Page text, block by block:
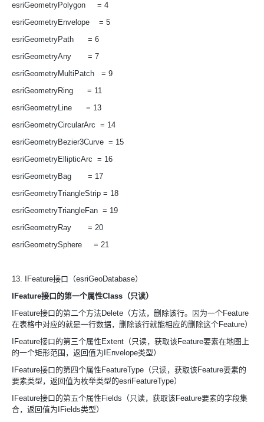
esriGeometryPolygon = 4
esriGeometryEnvelope = 5
esriGeometryPath = 6
esriGeometryAny = 7
esriGeometryMultiPatch = 9
esriGeometryRing = 11
esriGeometryLine = 13
esriGeometryCircularArc = 14
esriGeometryBezier3Curve = 15
esriGeometryEllipticArc = 16
esriGeometryBag = 17
esriGeometryTriangleStrip = 18
esriGeometryTriangleFan = 19
esriGeometryRay = 20
esriGeometrySphere = 21
13. IFeature接口（esriGeoDatabase）
IFeature接口的第一个属性Class（只读）
IFeature接口的第二个方法Delete（方法，删除该行。因为一个Feature
在表格中对应的就是一行数据，删除该行就能相应的删除这个Feature）
IFeature接口的第三个属性Extent（只读，获取该Feature要素在地图上
的一个矩形范围，返回值为IEnvelope类型）
IFeature接口的第四个属性FeatureType（只读，获取该Feature要素的
要素类型，返回值为枚举类型的esriFeatureType）
IFeature接口的第五个属性Fields（只读，获取该Feature要素的字段集
合，返回值为IFields类型）